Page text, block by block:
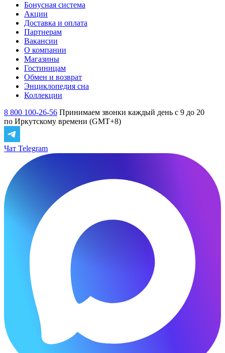
Бонусная система
Акции
Доставка и оплата
Партнерам
Вакансии
О компании
Магазины
Гостиницам
Обмен и возврат
Энциклопедия сна
Коллекции
8 800 100-26-56 Принимаем звонки каждый день с 9 до 20
по Иркутскому времени (GMT+8)
Чат Telegram